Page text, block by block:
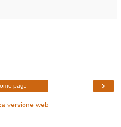
›
page
versione web